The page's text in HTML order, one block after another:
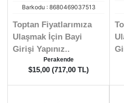
Barkodu : 8680469037513
Toptan Fiyatlarımıza
Ulaşmak İçin Bayi
Girişi Yapınız..
Perakende
$15,00 (717,00 TL)